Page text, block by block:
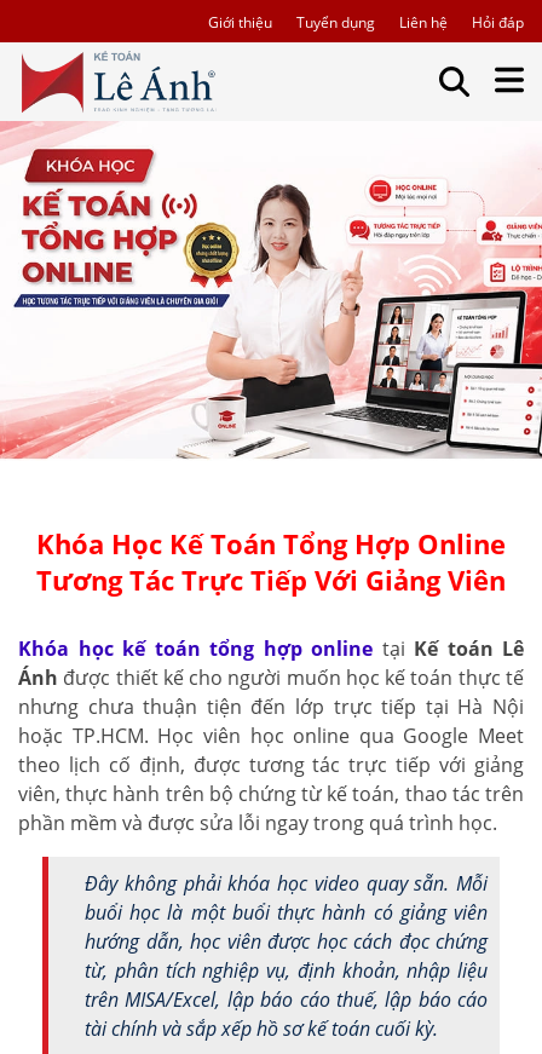
Giới thiệu Tuyển dụng Liên hệ Hỏi đáp
Khóa Học Kế Toán Tổng Hợp Online
Tương Tác Trực Tiếp Với Giảng Viên
Khóa học kế toán tổng hợp online tại Kế toán Lê
Ánh được thiết kế cho người muốn học kế toán thực tế
nhưng chưa thuận tiện đến lớp trực tiếp tại Hà Nội
hoặc TP.HCM. Học viên học online qua Google Meet
theo lịch cố định, được tương tác trực tiếp với giảng
viên, thực hành trên bộ chứng từ kế toán, thao tác trên
phần mềm và được sửa lỗi ngay trong quá trình học.
Đây không phải khóa học video quay sẵn. Mỗi
buổi học là một buổi thực hành có giảng viên
hướng dẫn, học viên được học cách đọc chứng
từ, phân tích nghiệp vụ, định khoản, nhập liệu
trên MISA/Excel, lập báo cáo thuế, lập báo cáo
tài chính và sắp xếp hồ sơ kế toán cuối kỳ.